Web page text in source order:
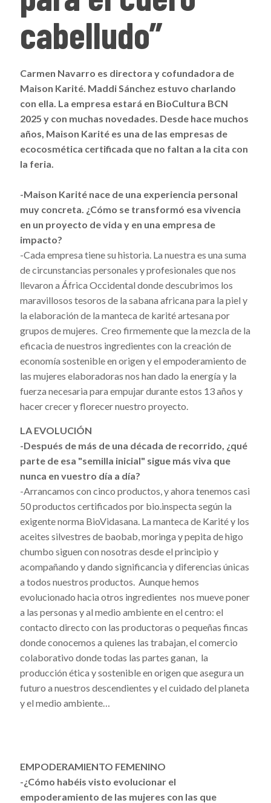
cabelludo”
Carmen Navarro es directora y cofundadora de
Maison Karité. Maddi Sánchez estuvo charlando
con ella. La empresa estará en BioCultura BCN
2025 y con muchas novedades. Desde hace muchos
años, Maison Karité es una de las empresas de
ecocosmética certificada que no faltan a la cita con
la feria.
-Maison Karité nace de una experiencia personal
muy concreta. ¿Cómo se transformó esa vivencia
en un proyecto de vida y en una empresa de
impacto?
-Cada empresa tiene su historia. La nuestra es una suma
de circunstancias personales y profesionales que nos
llevaron a África Occidental donde descubrimos los
maravillosos tesoros de la sabana africana para la piel y
la elaboración de la manteca de karité artesana por
grupos de mujeres. Creo firmemente que la mezcla de la
eficacia de nuestros ingredientes con la creación de
economía sostenible en origen y el empoderamiento de
las mujeres elaboradoras nos han dado la energía y la
fuerza necesaria para empujar durante estos 13 años y
hacer crecer y florecer nuestro proyecto.
LA EVOLUCIÓN
-Después de más de una década de recorrido, ¿qué
parte de esa "semilla inicial" sigue más viva que
nunca en vuestro día a día?
-Arrancamos con cinco productos, y ahora tenemos casi
50 productos certificados por bio.inspecta según la
exigente norma BioVidasana. La manteca de Karité y los
aceites silvestres de baobab, moringa y pepita de higo
chumbo siguen con nosotras desde el principio y
acompañando y dando significancia y diferencias únicas
a todos nuestros productos. Aunque hemos
evolucionado hacia otros ingredientes nos mueve poner
a las personas y al medio ambiente en el centro: el
contacto directo con las productoras o pequeñas fincas
donde conocemos a quienes las trabajan, el comercio
colaborativo donde todas las partes ganan, la
producción ética y sostenible en origen que asegura un
futuro a nuestros descendientes y el cuidado del planeta
y el medio ambiente…
EMPODERAMIENTO FEMENINO
-¿Cómo habéis visto evolucionar el
empoderamiento de las mujeres con las que